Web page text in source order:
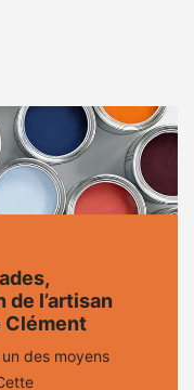
de l’artisan
Clément
des moyens